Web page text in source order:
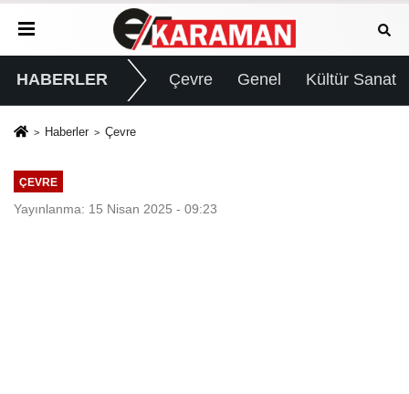
HABERLER Çevre Genel Kültür Sanat
Haberler Çevre
ÇEVRE
Yayınlanma: 15 Nisan 2025 - 09:23